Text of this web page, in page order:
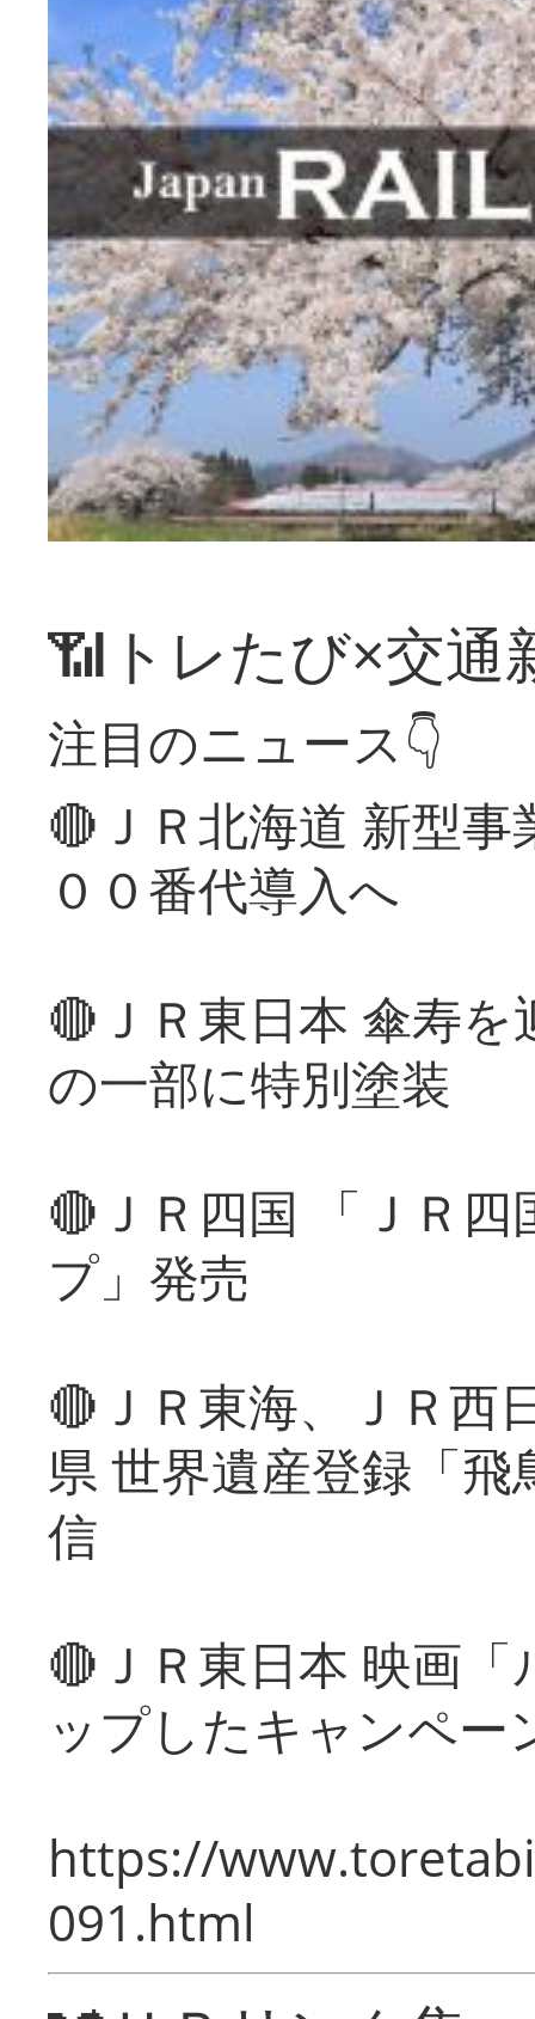
📶トレたび×交通
注目のニュース👇
🔴ＪＲ北海道 新型
００番代導入へ
🔴ＪＲ東日本 傘寿
の一部に特別塗装
🔴ＪＲ四国 「ＪＲ
プ」発売
🔴ＪＲ東海、ＪＲ西
県 世界遺産登録「
信
🔴ＪＲ東日本 映画
ップしたキャンペー
https://
091.html